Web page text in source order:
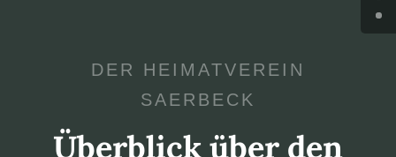
DER HEIMATVEREIN
SAERBECK
Überblick über den